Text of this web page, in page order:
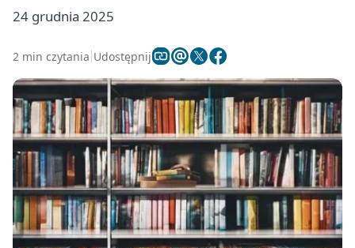
24 grudnia 2025
2 min czytania Udostępnij